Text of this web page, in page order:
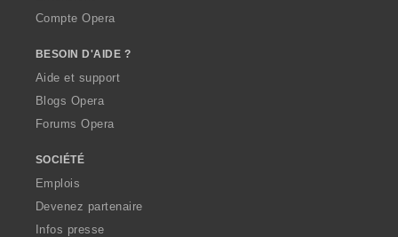
Compte Opera
BESOIN D'AIDE ?
Aide et support
Blogs Opera
Forums Opera
SOCIÉTÉ
Emplois
Devenez partenaire
Infos presse